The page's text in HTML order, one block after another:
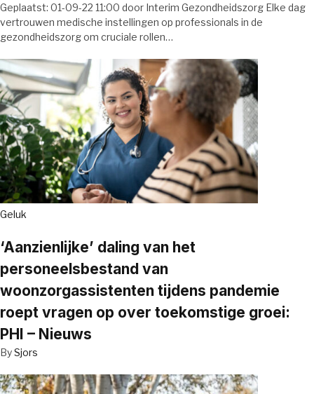
Geplaatst: 01-09-22 11:00 door Interim Gezondheidszorg Elke dag
vertrouwen medische instellingen op professionals in de
gezondheidszorg om cruciale rollen…
Geluk
‘Aanzienlijke’ daling van het
personeelsbestand van
woonzorgassistenten tijdens pandemie
roept vragen op over toekomstige groei:
PHI – Nieuws
BySjors